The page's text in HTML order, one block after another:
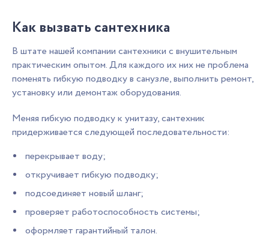
Как вызвать сантехника
В штате нашей компании сантехники с внушительным
практическим опытом. Для каждого их них не проблема
поменять гибкую подводку в санузле, выполнить ремонт,
установку или демонтаж оборудования.
Меняя гибкую подводку к унитазу, сантехник
придерживается следующей последовательности:
перекрывает воду;
откручивает гибкую подводку;
подсоединяет новый шланг;
проверяет работоспособность системы;
оформляет гарантийный талон.